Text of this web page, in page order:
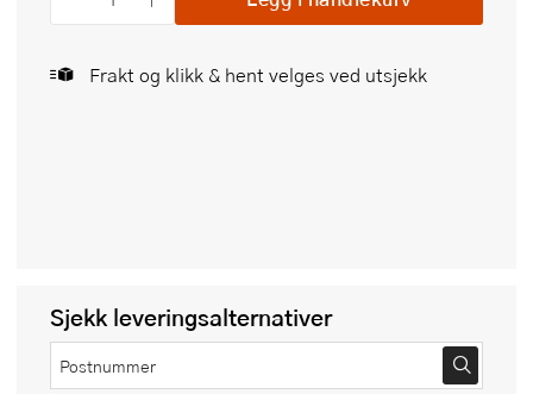
Frakt og klikk & hent velges ved utsjekk
Sjekk leveringsalternativer